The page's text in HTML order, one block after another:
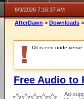
8/9/2026 7:16:37 AM
AfterDawn > Downloads >
Dit is een oude
Free Audio to
Ad-